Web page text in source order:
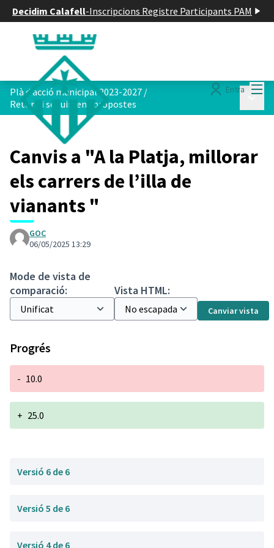
Decidim Calafell-Inscripcions Registre Participants PAM
Entra
Plà d acció municipal 2023-2027 /
Retorn i seguiment propostes
Canvis a "A la Platja, millorar
els carrers de l’illa de
vianants "
GOC
06/05/2025 13:29
Mode de vista de
comparació:
Vista HTML:
Canviar vista
Progrés
- 10.0
+ 25.0
Versió 6 de 6
Versió 5 de 6
Versió 4 de 6